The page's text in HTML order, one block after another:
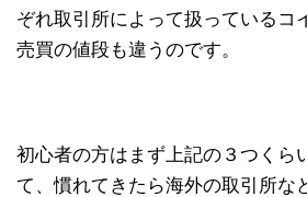
ぞれ取引所によって扱っているコ
売買の値段も違うのです。
初心者の方はまず上記の３つくら
て、慣れてきたら海外の取引所な